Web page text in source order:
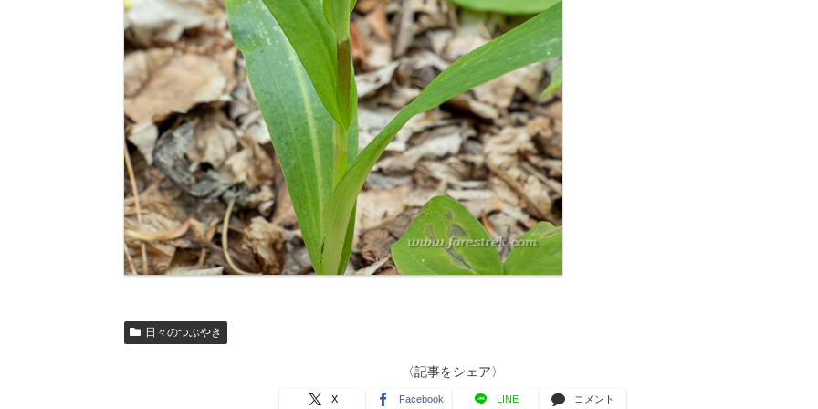
日々のつぶやき
〈記事をシェア〉
X Facebook LINE コメント